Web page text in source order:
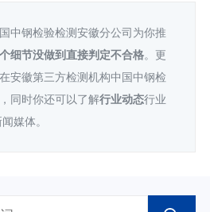
中钢检验检测安徽分公司为你推
细节没做到直接判定不合格。更
安徽第三方检测机构中国中钢检
同时你还可以了解行业动态行业
媒体。